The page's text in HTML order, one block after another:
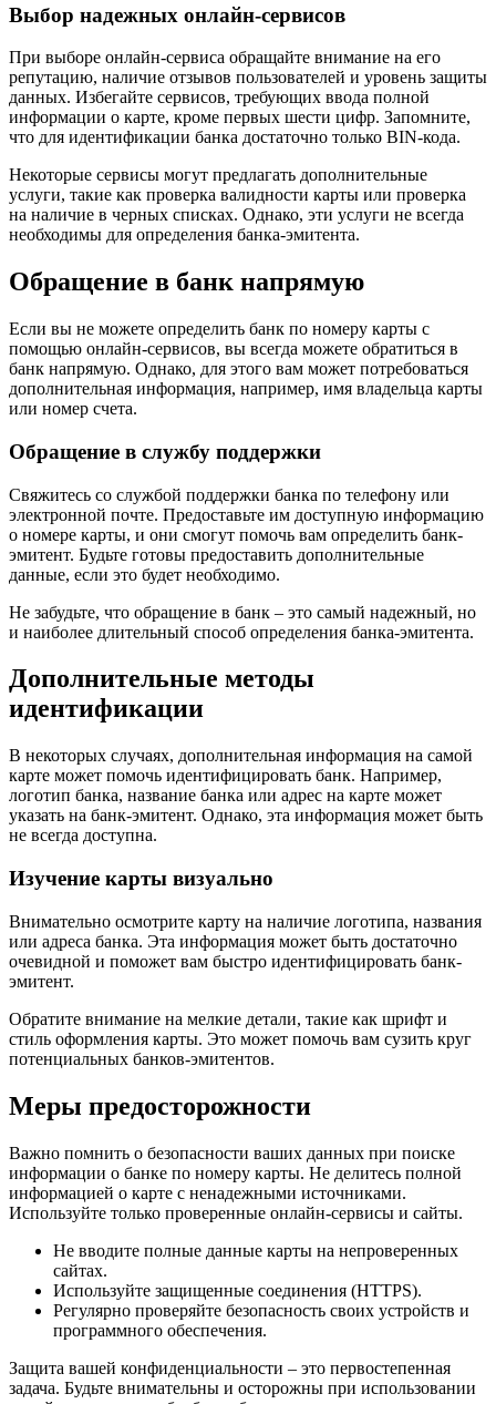
Выбор надежных онлайн-сервисов
При выборе онлайн-сервиса обращайте внимание на его
репутацию, наличие отзывов пользователей и уровень защиты
данных. Избегайте сервисов, требующих ввода полной
информации о карте, кроме первых шести цифр. Запомните,
что для идентификации банка достаточно только BIN-кода.
Некоторые сервисы могут предлагать дополнительные
услуги, такие как проверка валидности карты или проверка
на наличие в черных списках. Однако, эти услуги не всегда
необходимы для определения банка-эмитента.
Обращение в банк напрямую
Если вы не можете определить банк по номеру карты с
помощью онлайн-сервисов, вы всегда можете обратиться в
банк напрямую. Однако, для этого вам может потребоваться
дополнительная информация, например, имя владельца карты
или номер счета.
Обращение в службу поддержки
Свяжитесь со службой поддержки банка по телефону или
электронной почте. Предоставьте им доступную информацию
о номере карты, и они смогут помочь вам определить банк-
эмитент. Будьте готовы предоставить дополнительные
данные, если это будет необходимо.
Не забудьте, что обращение в банк – это самый надежный, но
и наиболее длительный способ определения банка-эмитента.
Дополнительные методы
идентификации
В некоторых случаях, дополнительная информация на самой
карте может помочь идентифицировать банк. Например,
логотип банка, название банка или адрес на карте может
указать на банк-эмитент. Однако, эта информация может быть
не всегда доступна.
Изучение карты визуально
Внимательно осмотрите карту на наличие логотипа, названия
или адреса банка. Эта информация может быть достаточно
очевидной и поможет вам быстро идентифицировать банк-
эмитент.
Обратите внимание на мелкие детали, такие как шрифт и
стиль оформления карты. Это может помочь вам сузить круг
потенциальных банков-эмитентов.
Меры предосторожности
Важно помнить о безопасности ваших данных при поиске
информации о банке по номеру карты. Не делитесь полной
информацией о карте с ненадежными источниками.
Используйте только проверенные онлайн-сервисы и сайты.
Не вводите полные данные карты на непроверенных
сайтах.
Используйте защищенные соединения (HTTPS).
Регулярно проверяйте безопасность своих устройств и
программного обеспечения.
Защита вашей конфиденциальности – это первостепенная
задача. Будьте внимательны и осторожны при использовании